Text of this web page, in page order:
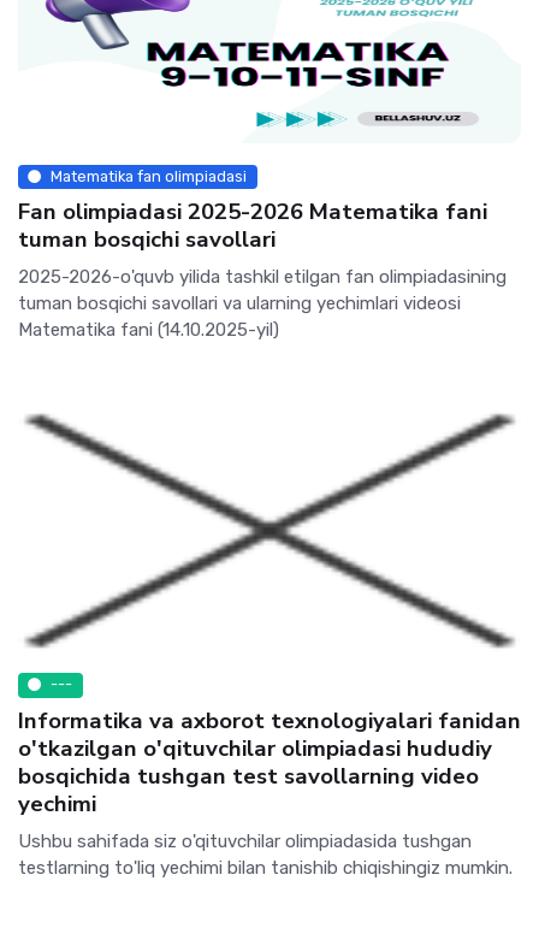
Matematika fan olimpiadasi
Fan olimpiadasi 2025-2026 Matematika fani
tuman bosqichi savollari
2025-2026-o'quvb yilida tashkil etilgan fan olimpiadasining
tuman bosqichi savollari va ularning yechimlari videosi
Matematika fani (14.10.2025-yil)
---
Informatika va axborot texnologiyalari fanidan
o'tkazilgan o'qituvchilar olimpiadasi hududiy
bosqichida tushgan test savollarning video
yechimi
Ushbu sahifada siz o'qituvchilar olimpiadasida tushgan
testlarning to'liq yechimi bilan tanishib chiqishingiz mumkin.